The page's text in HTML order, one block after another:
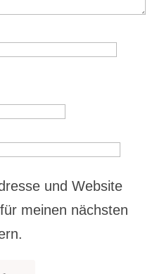
und Website
meinen nächsten